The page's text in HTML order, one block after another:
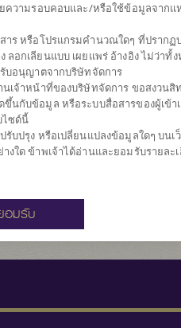
มูลค่าทรัพย์สิน
วยลงทุน
ความรอบคอบและ/หรือใช้ข้อมูลจากแ
ร หรือโปรแกรมคำนวณใดๆ ที่ปรากฏ
อกเลียนแบบ เผยแพร่ อ้างอิง ไม่ว่าทั้
บอนุญาตจากบริษัทจัดการ
เจ้าหน้าที่ของบริษัทจัดการ ขอสงวนสิ
นกับข้อมูล หรือระบบสื่อสารของผู้เข้า
ไซด์นี้
บปรุง หรือเปลี่ยนแปลงข้อมูลใดๆ บนเ
ใด ข้าพเจ้าได้อ่านและยอมรับรายละ
อมรับ